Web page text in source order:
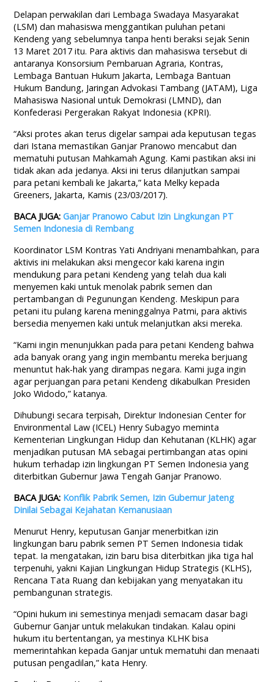
Delapan perwakilan dari Lembaga Swadaya Masyarakat
(LSM) dan mahasiswa menggantikan puluhan petani
Kendeng yang sebelumnya tanpa henti beraksi sejak Senin
13 Maret 2017 itu. Para aktivis dan mahasiswa tersebut di
antaranya Konsorsium Pembaruan Agraria, Kontras,
Lembaga Bantuan Hukum Jakarta, Lembaga Bantuan
Hukum Bandung, Jaringan Advokasi Tambang (JATAM), Liga
Mahasiswa Nasional untuk Demokrasi (LMND), dan
Konfederasi Pergerakan Rakyat Indonesia (KPRI).
“Aksi protes akan terus digelar sampai ada keputusan tegas
dari Istana memastikan Ganjar Pranowo mencabut dan
mematuhi putusan Mahkamah Agung. Kami pastikan aksi ini
tidak akan ada jedanya. Aksi ini terus dilanjutkan sampai
para petani kembali ke Jakarta,” kata Melky kepada
Greeners, Jakarta, Kamis (23/03/2017).
BACA JUGA:Ganjar Pranowo Cabut Izin Lingkungan PT
Semen Indonesia di Rembang
Koordinator LSM Kontras Yati Andriyani menambahkan, para
aktivis ini melakukan aksi mengecor kaki karena ingin
mendukung para petani Kendeng yang telah dua kali
menyemen kaki untuk menolak pabrik semen dan
pertambangan di Pegunungan Kendeng. Meskipun para
petani itu pulang karena meninggalnya Patmi, para aktivis
bersedia menyemen kaki untuk melanjutkan aksi mereka.
“Kami ingin menunjukkan pada para petani Kendeng bahwa
ada banyak orang yang ingin membantu mereka berjuang
menuntut hak-hak yang dirampas negara. Kami juga ingin
agar perjuangan para petani Kendeng dikabulkan Presiden
Joko Widodo,” katanya.
Dihubungi secara terpisah, Direktur Indonesian Center for
Environmental Law (ICEL) Henry Subagyo meminta
Kementerian Lingkungan Hidup dan Kehutanan (KLHK) agar
menjadikan putusan MA sebagai pertimbangan atas opini
hukum terhadap izin lingkungan PT Semen Indonesia yang
diterbitkan Gubernur Jawa Tengah Ganjar Pranowo.
BACA JUGA: Konflik Pabrik Semen, Izin Gubernur Jateng
Dinilai Sebagai Kejahatan Kemanusiaan
Menurut Henry, keputusan Ganjar menerbitkan izin
lingkungan baru pabrik semen PT Semen Indonesia tidak
tepat. Ia mengatakan, izin baru bisa diterbitkan jika tiga hal
terpenuhi, yakni Kajian Lingkungan Hidup Strategis (KLHS),
Rencana Tata Ruang dan kebijakan yang menyatakan itu
pembangunan strategis.
“Opini hukum ini semestinya menjadi semacam dasar bagi
Gubernur Ganjar untuk melakukan tindakan. Kalau opini
hukum itu bertentangan, ya mestinya KLHK bisa
memerintahkan kepada Ganjar untuk mematuhi dan menaati
putusan pengadilan,” kata Henry.